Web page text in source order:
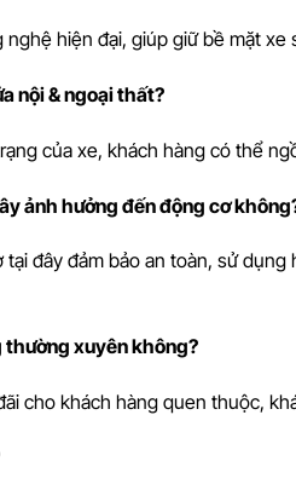
hiện đại, giúp giữ bề mặt
nội & ngoại thất?
của xe, khách hàng có thể
ảnh hưởng đến động cơ
đây đảm bảo an toàn, sử
xuyên không?
cho khách hàng quen thuộc,